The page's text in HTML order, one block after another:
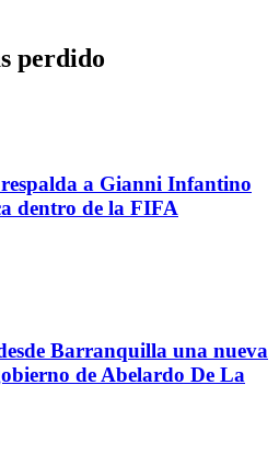
perdido
a Gianni Infantino
dentro de la FIFA
Barranquilla una nueva
de Abelardo De La